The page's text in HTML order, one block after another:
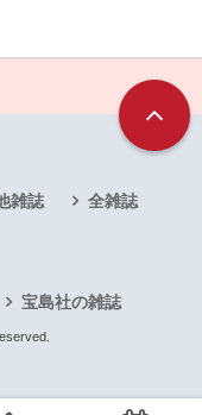
雑誌 全雑誌
宝島社の雑誌